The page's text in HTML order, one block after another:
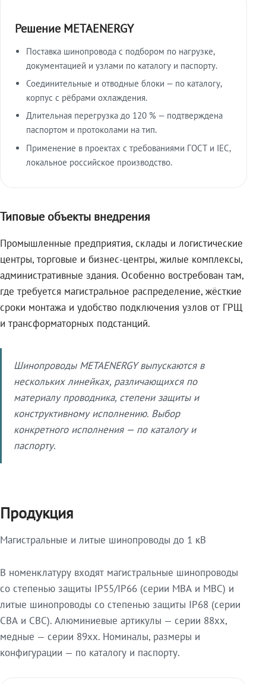
Решение METAENERGY
Поставка шинопровода с подбором по нагрузке,
документацией и узлами по каталогу и паспорту.
Соединительные и отводные блоки — по каталогу,
корпус с рёбрами охлаждения.
Длительная перегрузка до 120 % — подтверждена
паспортом и протоколами на тип.
Применение в проектах с требованиями ГОСТ и IEC,
локальное российское производство.
Типовые объекты внедрения
Промышленные предприятия, склады и логистические
центры, торговые и бизнес-центры, жилые комплексы,
административные здания. Особенно востребован там,
где требуется магистральное распределение, жёсткие
сроки монтажа и удобство подключения узлов от ГРЩ
и трансформаторных подстанций.
Шинопроводы METAENERGY выпускаются в
нескольких линейках, различающихся по
материалу проводника, степени защиты и
конструктивному исполнению. Выбор
конкретного исполнения — по каталогу и
паспорту.
Продукция
Магистральные и литые шинопроводы до 1 кВ
В номенклатуру входят магистральные шинопроводы
со степенью защиты IP55/IP66 (серии МВА и МВС) и
литые шинопроводы со степенью защиты IP68 (серии
СВА и СВС). Алюминиевые артикулы — серии 88xx,
медные — серии 89xx. Номиналы, размеры и
конфигурации — по каталогу и паспорту.